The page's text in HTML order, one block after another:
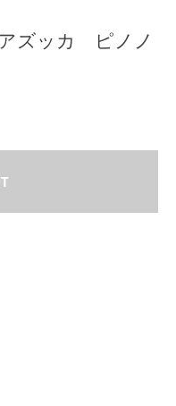
ズッカ ピノノ